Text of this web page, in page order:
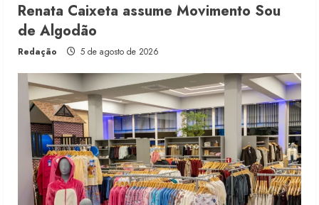
Renata Caixeta assume Movimento Sou
de Algodão
Redação 5 de agosto de 2026